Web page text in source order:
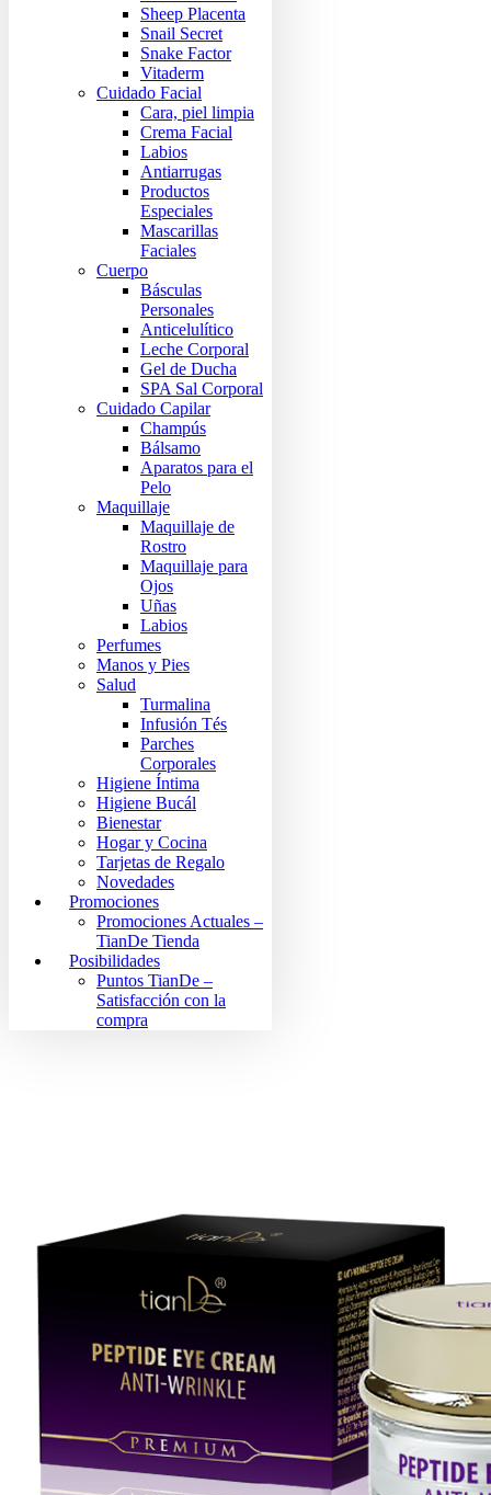
Sheep Placenta
Snail Secret
Snake Factor
Vitaderm
Cuidado Facial
Cara, piel limpia
Crema Facial
Labios
Antiarrugas
Productos
Especiales
Mascarillas
Faciales
Cuerpo
Básculas
Personales
Anticelulítico
Leche Corporal
Gel de Ducha
SPA Sal Corporal
Cuidado Capilar
Champús
Bálsamo
Aparatos para el
Pelo
Maquillaje
Maquillaje de
Rostro
Maquillaje para
Ojos
Uñas
Labios
Perfumes
Manos y Pies
Salud
Turmalina
Infusión Tés
Parches
Corporales
Higiene Íntima
Higiene Bucál
Bienestar
Hogar y Cocina
Tarjetas de Regalo
Novedades
Promociones
Promociones Actuales –
TianDe Tienda
Posibilidades
Puntos TianDe –
Satisfacción con la
compra